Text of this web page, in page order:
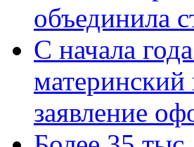
объединила
С начала
заявление